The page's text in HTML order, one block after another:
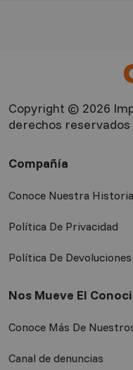
Copyright © 2026
derechos reservados
Compañía
Conoce Nuestra Historia
Política De Privacidad
Política De Devoluciones
Nos Mueve El
Conoce Más De
Canal de denuncias